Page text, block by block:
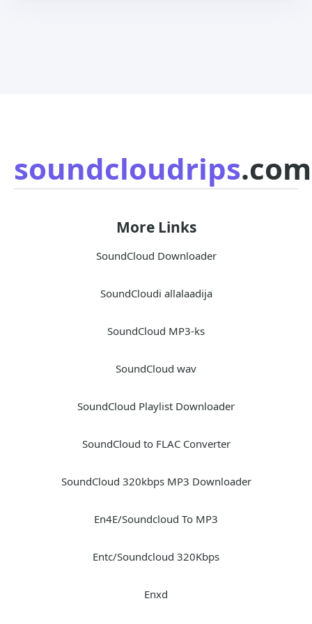
soundcloudrips.com
More Links
SoundCloud Downloader
SoundCloudi allalaadija
SoundCloud MP3-ks
SoundCloud wav
SoundCloud Playlist Downloader
SoundCloud to FLAC Converter
SoundCloud 320kbps MP3 Downloader
En4E/Soundcloud To MP3
Entc/Soundcloud 320Kbps
Enxd